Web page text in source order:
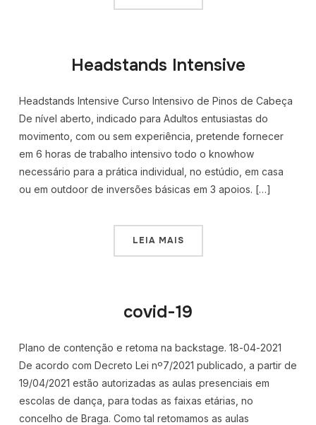
Headstands Intensive
Headstands Intensive Curso Intensivo de Pinos de Cabeça
De nível aberto, indicado para Adultos entusiastas do
movimento, com ou sem experiência, pretende fornecer
em 6 horas de trabalho intensivo todo o knowhow
necessário para a prática individual, no estúdio, em casa
ou em outdoor de inversões básicas em 3 apoios. […]
LEIA MAIS
covid-19
Plano de contenção e retoma na backstage. 18-04-2021
De acordo com Decreto Lei nº7/2021 publicado, a partir de
19/04/2021 estão autorizadas as aulas presenciais em
escolas de dança, para todas as faixas etárias, no
concelho de Braga. Como tal retomamos as aulas